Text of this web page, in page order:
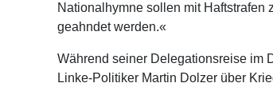
Nationalhymne sollen mit Haftstrafen
geahndet werden.«
Während seiner Delegationsreise im
Linke-Politiker Martin Dolzer über